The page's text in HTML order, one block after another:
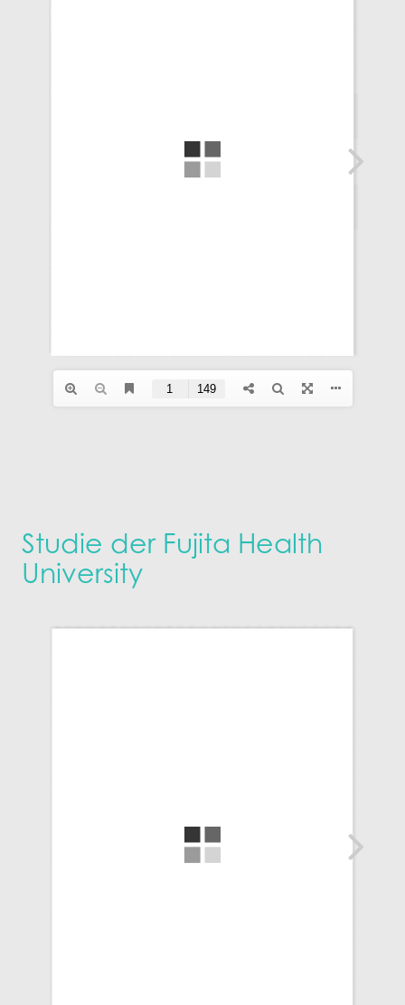
Studie der Fujita Health
University